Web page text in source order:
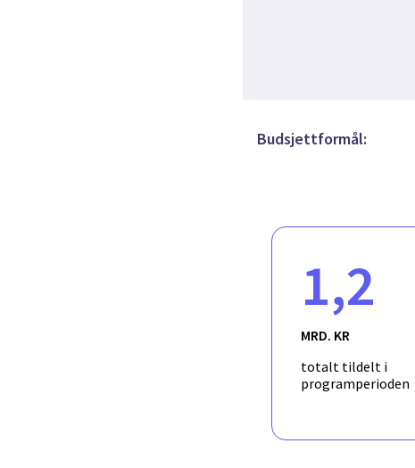
Budsjettformål:
1,2
MRD. KR
totalt tildelt i
programperioden